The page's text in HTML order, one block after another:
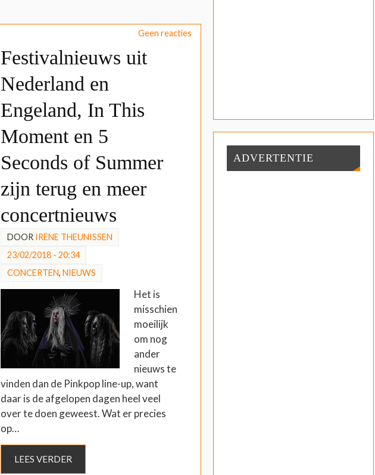
Geen reacties
Festivalnieuws uit
Nederland en
Engeland, In This
Moment en 5
Seconds of Summer
zijn terug en meer
concertnieuws
DOOR IRENE THEUNISSEN
23/02/2018 - 20:34
CONCERTEN, NIEUWS
Het is
misschien
moeilijk
om nog
ander
nieuws te
vinden dan de Pinkpop line-up, want
daar is de afgelopen dagen heel veel
over te doen geweest. Wat er precies
op…
LEES VERDER
ADVERTENTIE